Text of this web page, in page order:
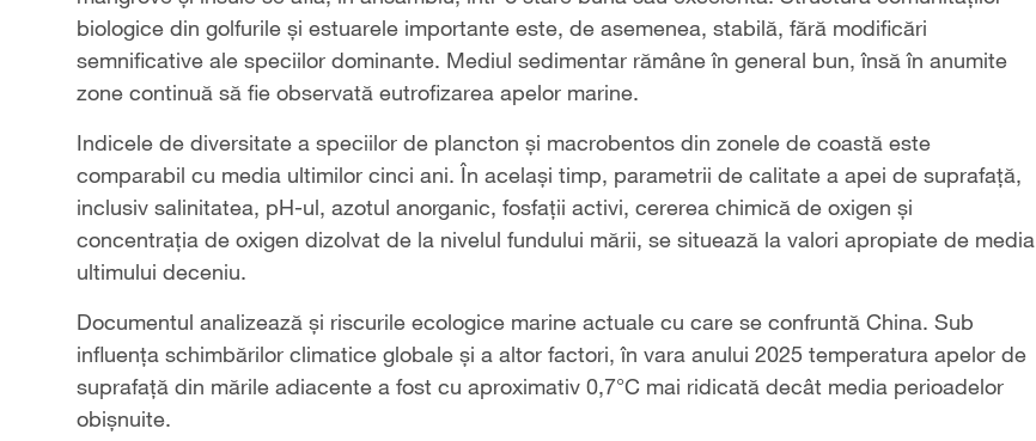
biologice din golfurile și estuarele importante este, de asemenea, stabilă, fără modificări
semnificative ale speciilor dominante. Mediul sedimentar rămâne în general bun, însă în anumite
zone continuă să fie observată eutrofizarea apelor marine.
Indicele de diversitate a speciilor de plancton și macrobentos din zonele de coastă este
comparabil cu media ultimilor cinci ani. În același timp, parametrii de calitate a apei de suprafață,
inclusiv salinitatea, pH-ul, azotul anorganic, fosfații activi, cererea chimică de oxigen și
concentrația de oxigen dizolvat de la nivelul fundului mării, se situează la valori apropiate de media
ultimului deceniu.
Documentul analizează și riscurile ecologice marine actuale cu care se confruntă China. Sub
influența schimbărilor climatice globale și a altor factori, în vara anului 2025 temperatura apelor de
suprafață din mările adiacente a fost cu aproximativ 0,7°C mai ridicată decât media perioadelor
obișnuite.